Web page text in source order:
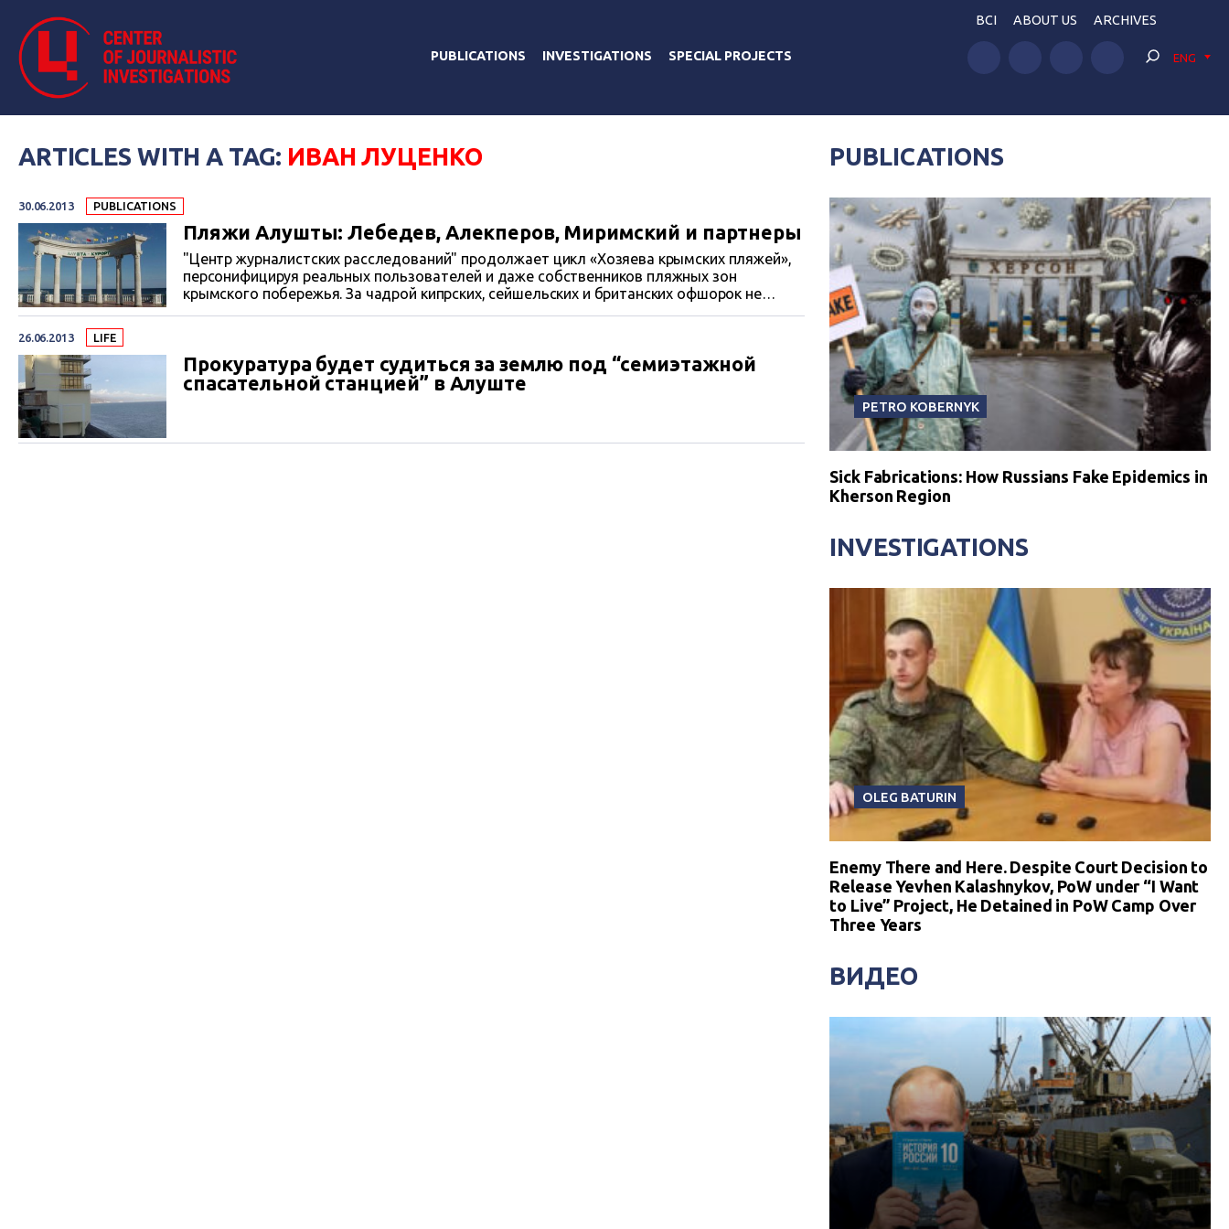
PUBLICATIONS INVESTIGATIONS SPECIAL PROJECTS
BCI ABOUT US ARCHIVES
ENG
ARTICLES WITH A TAG: ИВАН ЛУЦЕНКО
30.06.2013 PUBLICATIONS
Пляжи Алушты: Лебедев, Алекперов, Миримский и партнеры
"Центр журналистских расследований" продолжает цикл «Хозяева крымских пляжей»,
персонифицируя реальных пользователей и даже собственников пляжных зон
крымского побережья. За чадрой кипрских, сейшельских и британских офшорок не
партнеры, и вовсю прорастает донецкий посев.
26.06.2013 LIFE
Прокуратура будет судиться за землю под “семиэтажной
спасательной станцией” в Алуште
PUBLICATIONS
PETRO KOBERNYK
Sick Fabrications: How Russians Fake Epidemics in
Kherson Region
INVESTIGATIONS
OLEG BATURIN
Enemy There and Here. Despite Court Decision to
Release Yevhen Kalashnykov, PoW under “I Want
to Live” Project, He Detained in PoW Camp Over
Three Years
ВИДЕО